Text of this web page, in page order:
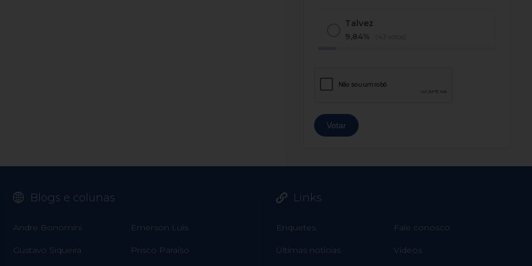
Talvez
9,84% (43 votos)
Blogs e colunas
Andre Bonomini Emerson Luis
Gustavo Siqueira Prisco Paraíso
Links
Enquetes Fale conosco
Últimas notícias Vídeos